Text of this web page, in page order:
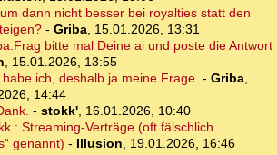
dann nicht besser bei royalties statt den
- Griba, 15.01.2026, 13:31
bitte mal Deine ai und poste die Antwort
, 15.01.2026, 13:55
habe ich, deshalb ja meine Frage. - Griba,
14:44
- stokk', 16.01.2026, 10:40
: Streaming‑Verträge (oft fälschlich
genannt) - Illusion, 19.01.2026, 16:46